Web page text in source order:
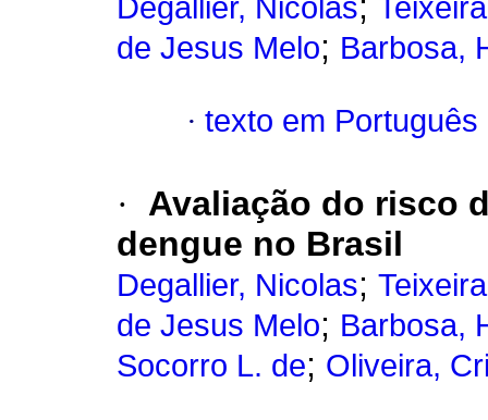
Degallier, Nicolas
de Jesus Melo; Barbosa,
· texto em Português
·
Avaliação do risco
dengue no Brasil
Degallier, Nicolas;
de Jesus Melo; Barbosa,
Socorro L. de; Oliveira,